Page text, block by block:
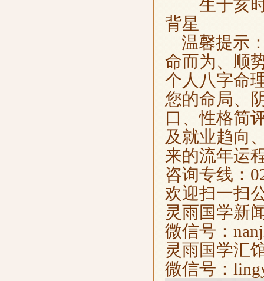
生于亥时
背星
温馨提示
命而为、顺
个人八字命
您的命局、
口、性格简
及就业趋向
来的流年运
咨询专线：
欢迎扫一扫
灵雨国学新
微信号：
灵雨国学汇
微信号：